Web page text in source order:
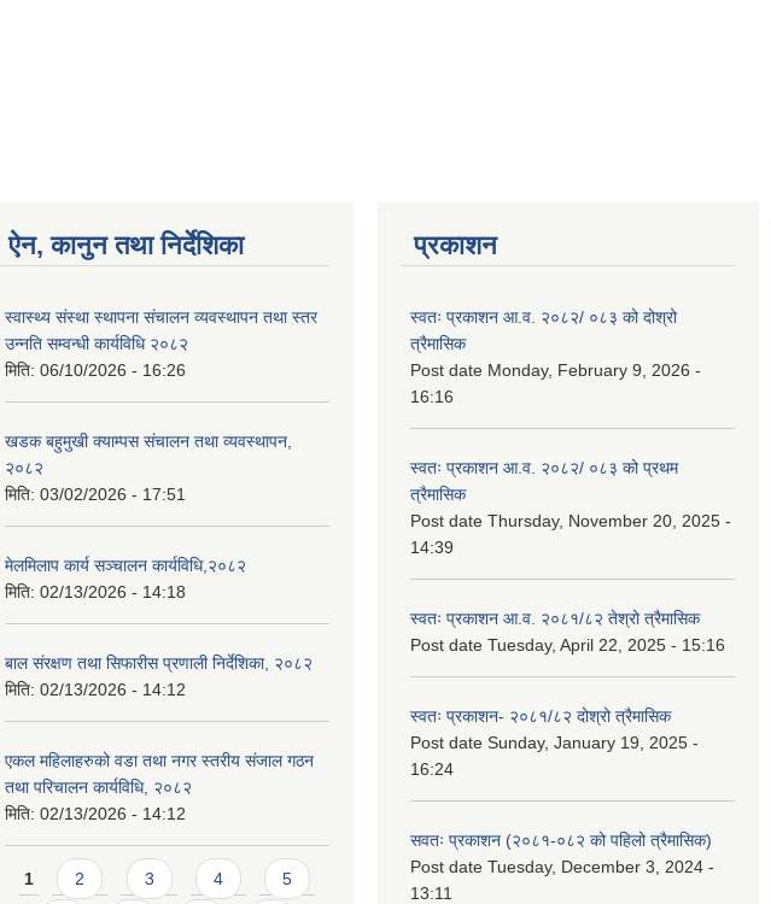
ऐन, कानुन तथा निर्देशिका
स्वास्थ्य संस्था स्थापना संचालन व्यवस्थापन तथा स्तर
उन्नति सम्वन्धी कार्यविधि २०८२
मिति: 06/10/2026 - 16:26
खडक बहुमुखी क्याम्पस संचालन तथा व्यवस्थापन,
२०८२
मिति: 03/02/2026 - 17:51
मेलमिलाप कार्य सञ्चालन कार्यविधि,२०८२
मिति: 02/13/2026 - 14:18
बाल संरक्षण तथा सिफारीस प्रणाली निर्देशिका, २०८२
मिति: 02/13/2026 - 14:12
एकल महिलाहरुको वडा तथा नगर स्तरीय संजाल गठन
तथा परिचालन कार्यविधि, २०८२
मिति: 02/13/2026 - 14:12
Pages
1 2 3 4 5
प्रकाशन
स्वतः प्रकाशन आ.व. २०८२/ ०८३ को दोश्रो
त्रैमासिक
Post date Monday, February 9, 2026 -
16:16
स्वतः प्रकाशन आ.व. २०८२/ ०८३ को प्रथम
त्रैमासिक
Post date Thursday, November 20, 2025 -
14:39
स्वतः प्रकाशन आ.व. २०८१/८२ तेश्रो त्रैमासिक
Post date Tuesday, April 22, 2025 - 15:16
स्वतः प्रकाशन- २०८१/८२ दोश्रो त्रैमासिक
Post date Sunday, January 19, 2025 -
16:24
सवतः प्रकाशन (२०८१-०८२ को पहिलो त्रैमासिक)
Post date Tuesday, December 3, 2024 -
13:11